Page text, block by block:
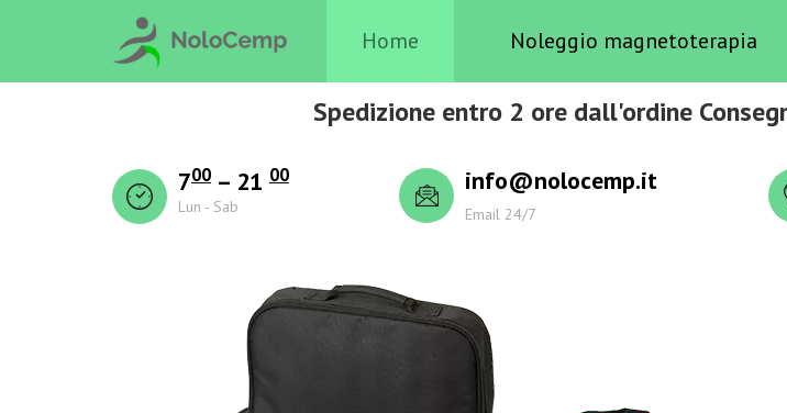
Home Noleggio magnetoterapia
Spedizione entro 2 ore dall'ordine
700 – 21 00
Lun - Sab
info@nolocemp.it
Email 24/7